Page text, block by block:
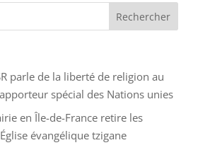
parle de la liberté de religion au
spécial des Nations unies
en Île-de-France retire les
évangélique tzigane